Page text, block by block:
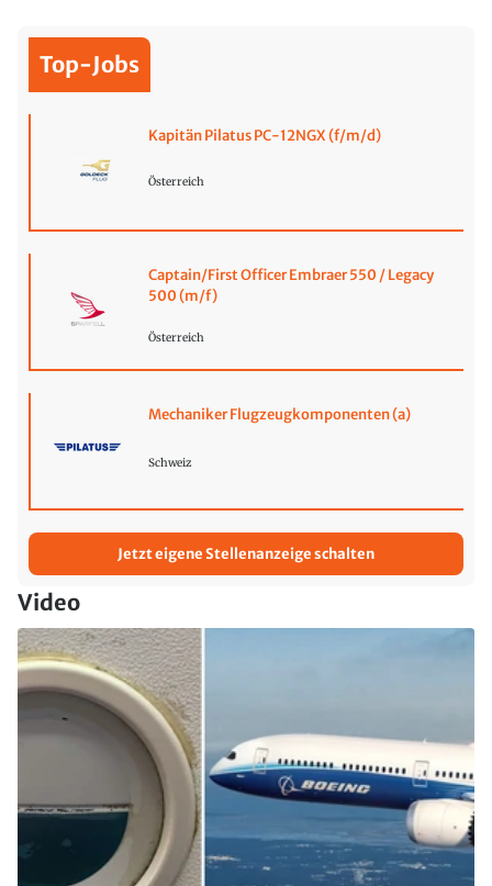
Top-Jobs
Kapitän Pilatus PC-12NGX (f/m/d)
Österreich
Captain/First Officer Embraer 550 / Legacy
500 (m/f)
Österreich
Mechaniker Flugzeugkomponenten (a)
Schweiz
Jetzt eigene Stellenanzeige schalten
Video